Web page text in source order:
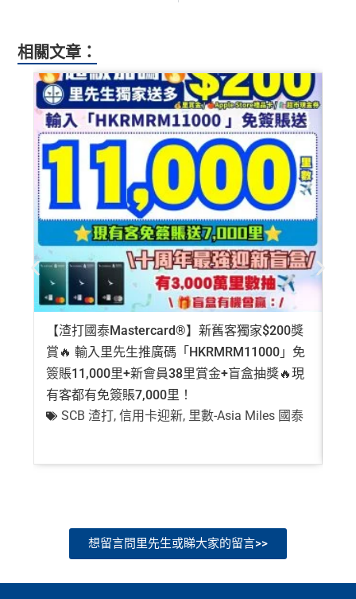
相關文章：
【渣打國泰Mastercard®】新舊客獨家$200獎
賞🔥 輸入里先生推廣碼「HKRMRM11000」免
簽賬11,000里+新會員38里賞金+盲盒抽獎🔥現
有客都有免簽賬7,000里！
SCB 渣打,信用卡迎新, 里數-Asia Miles 國泰
想留言問里先生或睇大家的留言>>